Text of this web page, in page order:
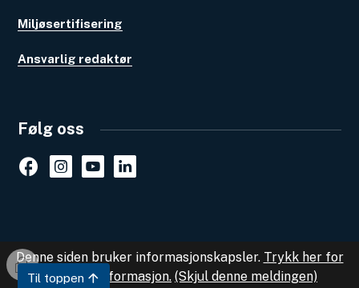
Miljøsertifisering
Ansvarlig redaktør
Følg oss
FacebookInstagramYoutubeLinkedin
Til toppen
Denne siden bruker informasjonskapsler. Trykk her for
detaljert informasjon. (Skjul denne meldingen)